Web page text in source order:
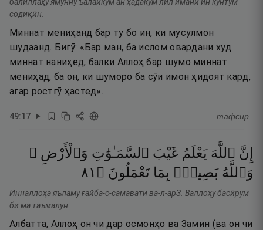
содиқӣн.
Миннат мениҳанд бар ту бо ин, ки мусулмон
шудаанд. Бигӯ: «Бар ман, ба ислом овардани худ
миннат наниҳед, балки Аллоҳ бар шумо миннат
мениҳад, ба он, ки шуморо ба сӯи имон ҳидоят кард,
агар ростгӯ ҳастед».
49:17 тафсир
إِنَّ ٱللَّهَ يَعْلَمُ غَيْبَ ٱلسَّمَـٰوَٰتِ وَٱلْأَرْضِ ۚ
وَٱللَّهُ بَصِيرٌۢ بِمَا تَعْمَلُونَ ۝ ١٨
Инналлоҳа яъламу ғайба-с-самавати ва-л-арЗ. Валлоҳу басӣрум
би ма таъмалун.
Албатта, Аллоҳ он чи дар осмонҳо ва Замин (ва он чи